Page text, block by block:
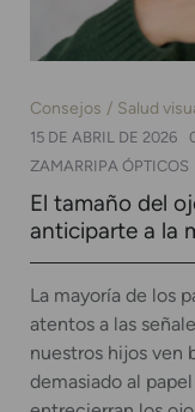
Consejos Salud
15 DE ABRIL DE 2026
ZAMARRIPA ÓPTICOS
El tamaño del
anticiparte a la
La mayoría de los
atentos a las
nuestros hijos ven
demasiado al